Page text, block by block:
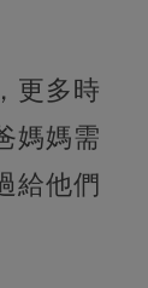
更多時
媽媽需
給他們